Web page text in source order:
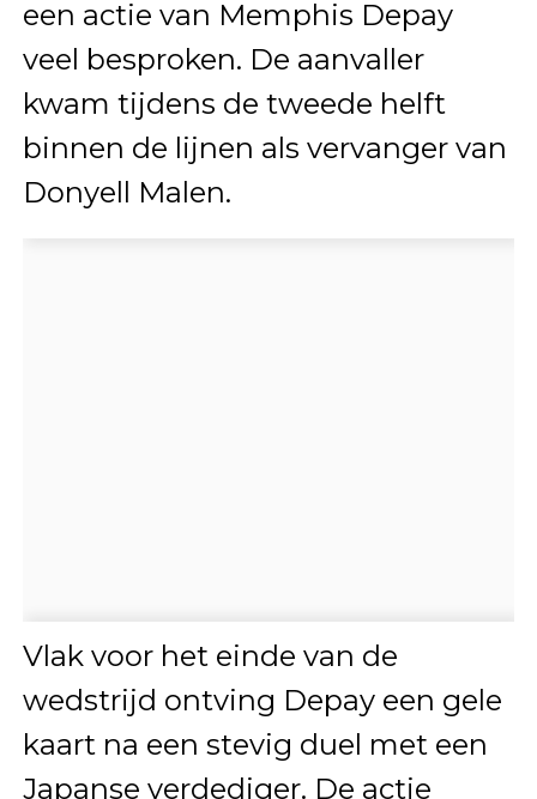
een actie van Memphis Depay
veel besproken. De aanvaller
kwam tijdens de tweede helft
binnen de lijnen als vervanger van
Donyell Malen.
Vlak voor het einde van de
wedstrijd ontving Depay een gele
kaart na een stevig duel met een
Japanse verdediger. De actie